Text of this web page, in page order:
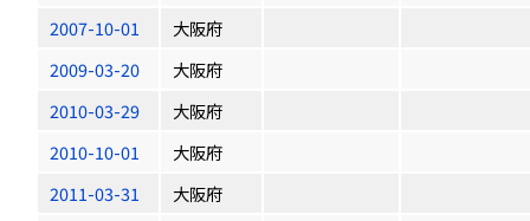
2007-10-01
大阪府
2009-03-20
大阪府
2010-03-29
大阪府
2010-10-01
大阪府
2011-03-31
大阪府